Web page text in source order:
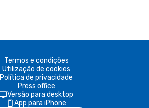
Termos e condições
Utilização de cookies
Política de privacidade
Press office
Versão para desktop
App para iPhone